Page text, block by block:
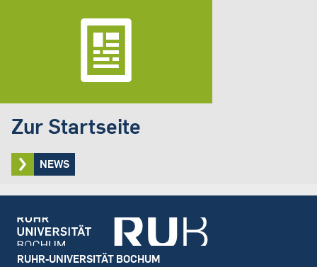
Zur Startseite
NEWS
Footer
RUHR-UNIVERSITÄT BOCHUM